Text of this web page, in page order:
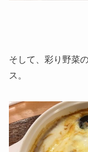
そして、彩り野菜
ス。